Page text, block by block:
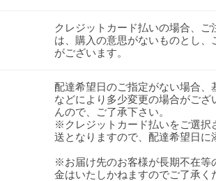
クレジットカード払いの場合、
は、購入の意思がないものとし
がございます。
配達希望日のご指定がない場合
などにより多少変更の場合がご
んので、ご了承下さい。
※クレジットカード払いをご選択
送となりますので、配達希望日に
※お届け先のお客様が長期不在等
金はいたしかねますのでご了承く